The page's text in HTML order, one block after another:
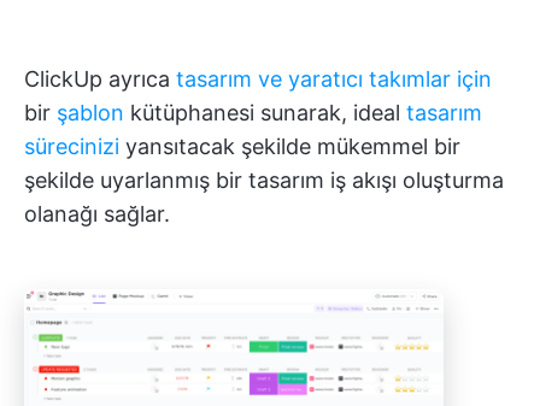
ClickUp ayrıca tasarım ve yaratıcı takımlar için
bir şablon kütüphanesi sunarak, ideal tasarım
sürecinizi yansıtacak şekilde mükemmel bir
şekilde uyarlanmış bir tasarım iş akışı oluşturma
olanağı sağlar.